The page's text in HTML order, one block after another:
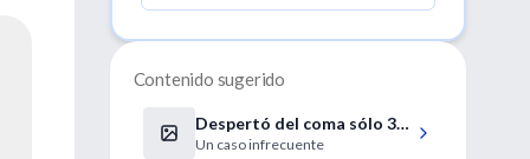
Contenido sugerido
Despertó del coma sólo 3
días
Un caso infrecuente